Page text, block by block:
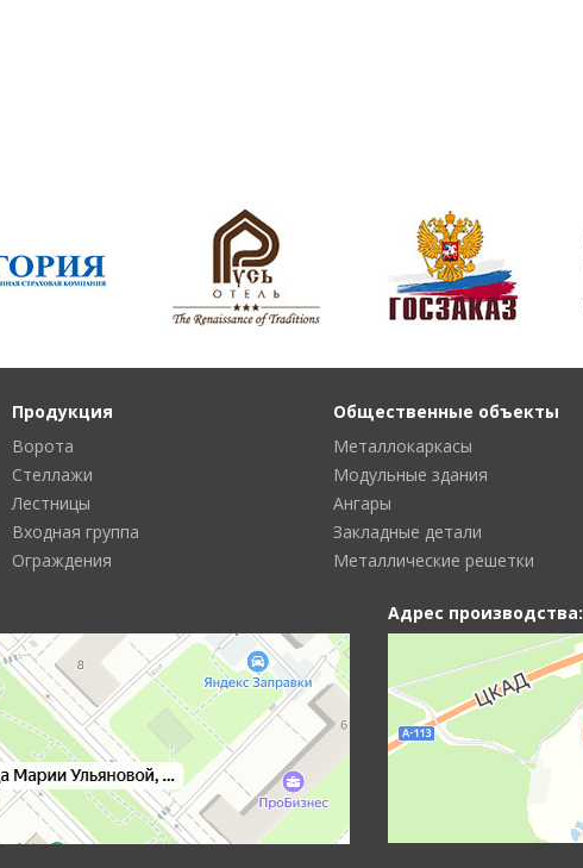
Продукция
Ворота
Стеллажи
Лестницы
Входная группа
Ограждения
Общественные объекты
Металлокаркасы
Модульные здания
Ангары
Закладные детали
Металлические решетки
Адрес производства: